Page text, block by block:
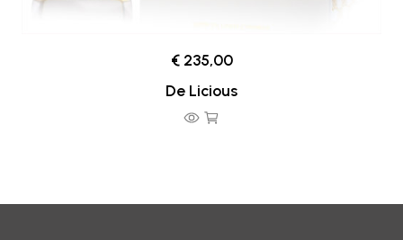
€ 235,00
De Licious